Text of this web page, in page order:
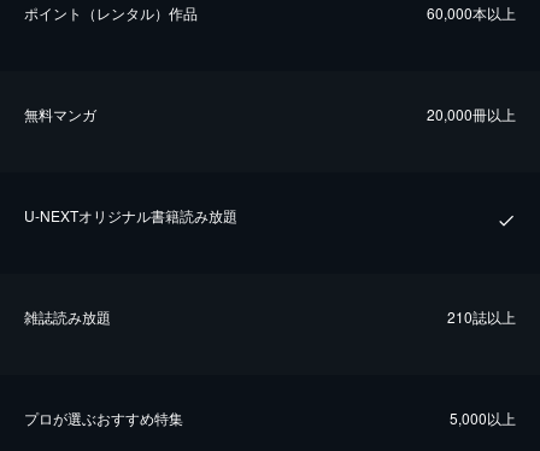
ポイント（レンタル）作品 60,000本以上
無料マンガ 20,000冊以上
U-NEXTオリジナル書籍読み放題
雑誌読み放題 210誌以上
プロが選ぶおすすめ特集 5,000以上